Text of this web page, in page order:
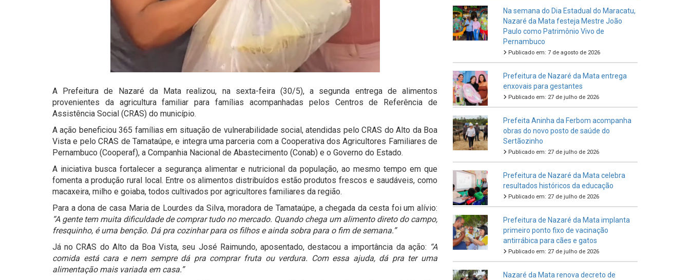
A Prefeitura de Nazaré da Mata realizou, na sexta-feira (30/5), a segunda entrega de alimentos
provenientes da agricultura familiar para famílias acompanhadas pelos Centros de Referência de
Assistência Social (CRAS) do município.
A ação beneficiou 365 famílias em situação de vulnerabilidade social, atendidas pelo CRAS do Alto da Boa
Vista e pelo CRAS de Tamataúpe, e integra uma parceria com a Cooperativa dos Agricultores Familiares de
Pernambuco (Cooperaf), a Companhia Nacional de Abastecimento (Conab) e o Governo do Estado.
A iniciativa busca fortalecer a segurança alimentar e nutricional da população, ao mesmo tempo em que
fomenta a produção rural local. Entre os alimentos distribuídos estão produtos frescos e saudáveis, como
macaxeira, milho e goiaba, todos cultivados por agricultores familiares da região.
Para a dona de casa Maria de Lourdes da Silva, moradora de Tamataúpe, a chegada da cesta foi um alívio:
“A gente tem muita dificuldade de comprar tudo no mercado. Quando chega um alimento direto do campo,
fresquinho, é uma benção. Dá pra cozinhar para os filhos e ainda sobra para o fim de semana.”
Já no CRAS do Alto da Boa Vista, seu José Raimundo, aposentado, destacou a importância da ação: “A
comida está cara e nem sempre dá pra comprar fruta ou verdura. Com essa ajuda, dá pra ter uma
alimentação mais variada em casa.”
Na semana do Dia Estadual do Maracatu,
Nazaré da Mata festeja Mestre João
Paulo como Patrimônio Vivo de
Pernambuco
Publicado em: 7 de agosto de 2026
Prefeitura de Nazaré da Mata entrega
enxovais para gestantes
Publicado em: 27 de julho de 2026
Prefeita Aninha da Ferbom acompanha
obras do novo posto de saúde do
Sertãozinho
Publicado em: 27 de julho de 2026
Prefeitura de Nazaré da Mata celebra
resultados históricos da educação
Publicado em: 27 de julho de 2026
Prefeitura de Nazaré da Mata implanta
primeiro ponto fixo de vacinação
antirrábica para cães e gatos
Publicado em: 27 de julho de 2026
Nazaré da Mata renova decreto de